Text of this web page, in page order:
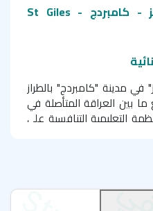
معهد اللغات سانت جايلز - كامبردج - St Giles
مدينة "كامبردج" بالطراز
بين العراقة المتأصلة في
التعليمية التنافسية على
المواصلات العامة، وعلى